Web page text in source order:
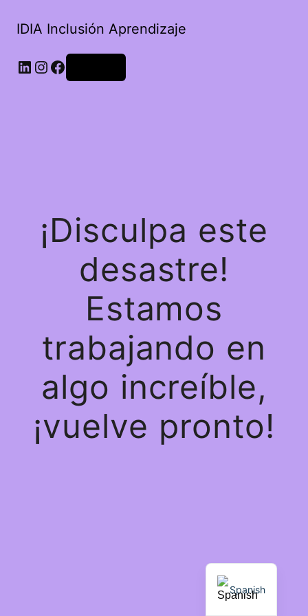
IDIA Inclusión Aprendizaje
¡Disculpa este
desastre!
Estamos
trabajando en
algo increíble,
¡vuelve pronto!
Spanish